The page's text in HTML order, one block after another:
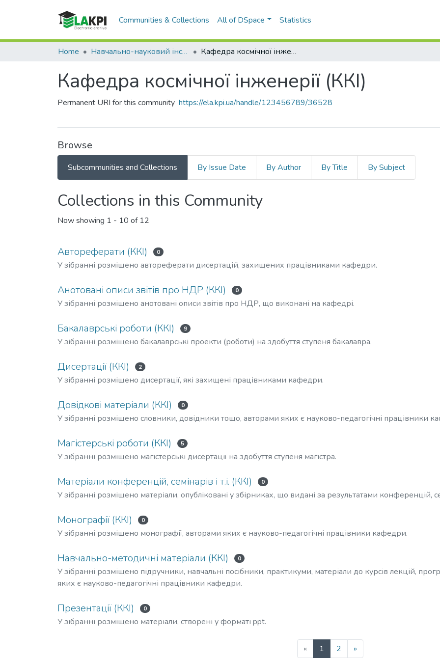
Communities & Collections All of DSpace Statistics
Home Навчально-науковий інститут аерокосмічних технологій (НН ІАТ) Кафедра космічної інженерії (ККІ)
Кафедра космічної інженерії (ККІ)
Permanent URI for this community https://ela.kpi.ua/handle/123456789/36528
Browse
Subcommunities and Collections By Issue Date By Author By Title By Subject
Collections in this Community
Now showing 1 - 10 of 12
Автореферати (ККІ) 0
У зібранні розміщено автореферати дисертацій, захищених працівниками кафедри.
Анотовані описи звітів про НДР (ККІ) 0
У зібранні розміщено анотовані описи звітів про НДР, що виконані на кафедрі.
Бакалаврські роботи (ККІ) 9
У зібранні розміщено бакалаврські проекти (роботи) на здобуття ступеня бакалавра.
Дисертації (ККІ) 2
У зібранні розміщено дисертації, які захищені працівниками кафедри.
Довідкові матеріали (ККІ) 0
У зібранні розміщено словники, довідники тощо, авторами яких є науково-педагогічні працівники
Магістерські роботи (ККІ) 5
У зібранні розміщено магістерські дисертації на здобуття ступеня магістра.
Матеріали конференцій, семінарів і т.і. (ККІ) 0
У зібранні розміщено матеріали, опубліковані у збірниках, що видані за результатами конференцій,
Монографії (ККІ) 0
У зібранні розміщено монографії, авторами яких є науково-педагогічні працівники кафедри.
Навчально-методичні матеріали (ККІ) 0
У зібранні розміщено підручники, навчальні посібники, практикуми, матеріали до курсів лекцій,
яких є науково-педагогічні працівники кафедри.
Презентації (ККІ) 0
У зібранні розміщено матеріали, створені у форматі ppt.
« 1(current)
2 »